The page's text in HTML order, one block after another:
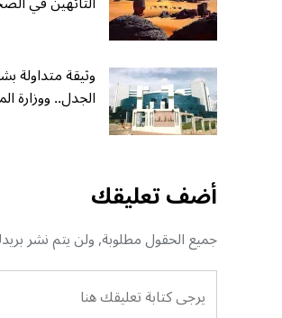
وثيقة متداولة
الجدل.. ووزارة
أضف تعليقك
جميع الحقول مطلوبة, ولن يتم نشر